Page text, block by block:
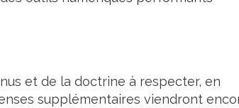
et de la doctrine à respecter, en
supplémentaires viendront